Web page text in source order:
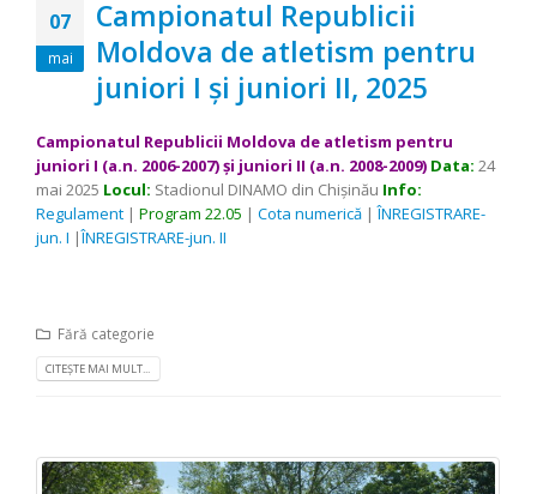
07
mai
Campionatul Republicii
Moldova de atletism pentru
juniori I și juniori II, 2025
Campionatul Republicii Moldova de atletism pentru
juniori I (a.n. 2006-2007) și juniori II (a.n. 2008-2009) Data: 24
mai 2025 Locul: Stadionul DINAMO din Chişinău Info:
Regulament | Program 22.05 | Cota numerică |ÎNREGISTRARE-
jun. I |ÎNREGISTRARE-jun. II
Fără categorie
CITEȘTE MAI MULT...